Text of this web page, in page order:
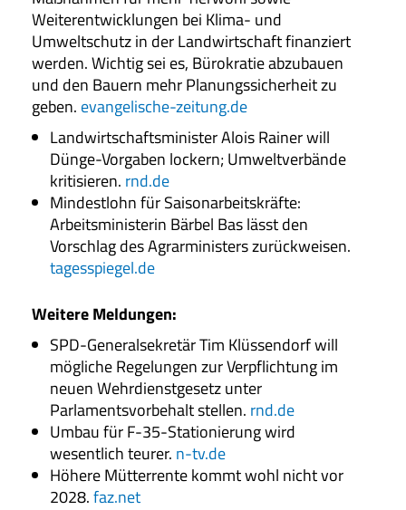
Weiterentwicklungen bei Klima- und
Umweltschutz in der Landwirtschaft finanziert
werden. Wichtig sei es, Bürokratie abzubauen
und den Bauern mehr Planungssicherheit zu
geben. evangelische-zeitung.de
Landwirtschaftsminister Alois Rainer will
Dünge-Vorgaben lockern; Umweltverbände
kritisieren. rnd.de
Mindestlohn für Saisonarbeitskräfte:
Arbeitsministerin Bärbel Bas lässt den
Vorschlag des Agrarministers zurückweisen.
tagesspiegel.de
Weitere Meldungen:
SPD-Generalsekretär Tim Klüssendorf will
mögliche Regelungen zur Verpflichtung im
neuen Wehrdienstgesetz unter
Parlamentsvorbehalt stellen. rnd.de
Umbau für F-35-Stationierung wird
wesentlich teurer. n-tv.de
Höhere Mütterrente kommt wohl nicht vor
2028.faz.net